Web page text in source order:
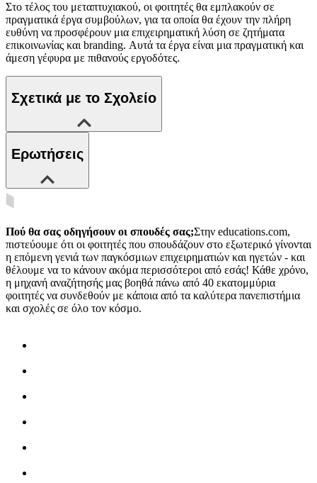
Στο τέλος του μεταπτυχιακού, οι φοιτητές θα εμπλακούν σε
πραγματικά έργα συμβούλων, για τα οποία θα έχουν την πλήρη
ευθύνη να προσφέρουν μια επιχειρηματική λύση σε ζητήματα
επικοινωνίας και branding. Αυτά τα έργα είναι μια πραγματική και
άμεση γέφυρα με πιθανούς εργοδότες.
Σχετικά με το Σχολείο
Ερωτήσεις
Πού θα σας οδηγήσουν οι σπουδές σας;Στην educations.com,
πιστεύουμε ότι οι φοιτητές που σπουδάζουν στο εξωτερικό γίνονται
η επόμενη γενιά των παγκόσμιων επιχειρηματιών και ηγετών - και
θέλουμε να το κάνουν ακόμα περισσότεροι από εσάς! Κάθε χρόνο,
η μηχανή αναζήτησής μας βοηθά πάνω από 40 εκατομμύρια
φοιτητές να συνδεθούν με κάποια από τα καλύτερα πανεπιστήμια
και σχολές σε όλο τον κόσμο.